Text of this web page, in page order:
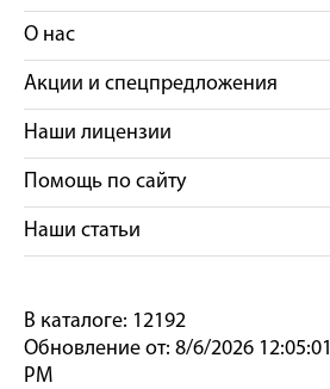
О нас
Акции и спецпредложения
Наши лицензии
Помощь по сайту
Наши статьи
В каталоге: 12192
Обновление от: 8/6/2026 12:05:01
PM